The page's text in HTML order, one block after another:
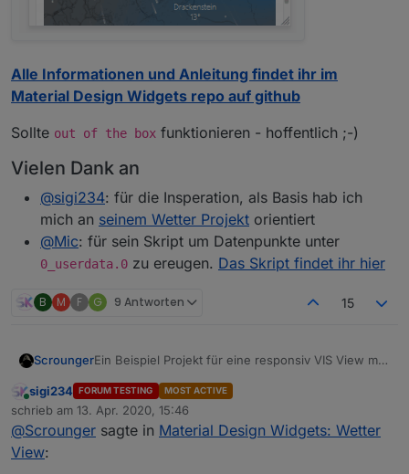
Alle Informationen und Anleitung findet ihr im
Material Design Widgets repo auf github
Sollte out of the box funktionieren - hoffentlich ;-)
Vielen Dank an
@sigi234: für die Insperation, als Basis hab ich
mich an seinem Wetter Projekt orientiert
@Mic: für sein Skript um Datenpunkte unter
0_userdata.0 zu ereugen. Das Skript findet ihr hier
B M F G 9 Antworten 15
ScroungerEin Beispiel Projekt für eine responsiv VIS View mit
Online
sigi234 FORUM TESTING MOST ACTIVE
schrieb am 13. Apr. 2020, 15:46
zuletzt editiert von
@Scrounger sagte in Material Design Widgets: Wetter
View: